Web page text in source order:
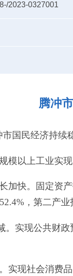
2023-0327001
腾冲
市国民经济持续
模以上工业实
加快。固定资
52.4% ，第二产
。实现公共财政
实现社会消费